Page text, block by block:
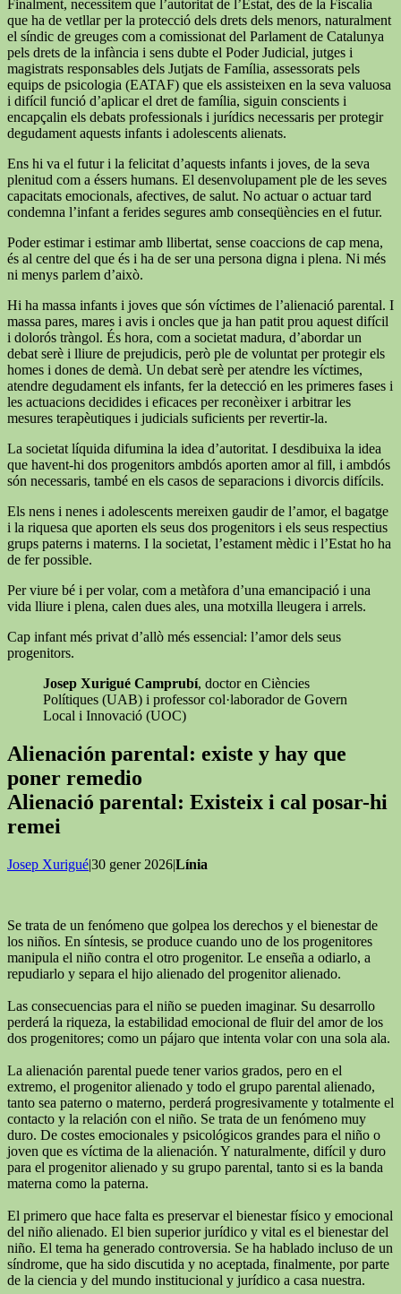
Finalment, necessitem que l’autoritat de l’Estat, des de la Fiscalia
que ha de vetllar per la protecció dels drets dels menors, naturalment
el síndic de greuges com a comissionat del Parlament de Catalunya
pels drets de la infància i sens dubte el Poder Judicial, jutges i
magistrats responsables dels Jutjats de Família, assessorats pels
equips de psicologia (EATAF) que els assisteixen en la seva valuosa
i difícil funció d’aplicar el dret de família, siguin conscients i
encapçalin els debats professionals i jurídics necessaris per protegir
degudament aquests infants i adolescents alienats.
Ens hi va el futur i la felicitat d’aquests infants i joves, de la seva
plenitud com a éssers humans. El desenvolupament ple de les seves
capacitats emocionals, afectives, de salut. No actuar o actuar tard
condemna l’infant a ferides segures amb conseqüències en el futur.
Poder estimar i estimar amb llibertat, sense coaccions de cap mena,
és al centre del que és i ha de ser una persona digna i plena. Ni més
ni menys parlem d’això.
Hi ha massa infants i joves que són víctimes de l’alienació parental. I
massa pares, mares i avis i oncles que ja han patit prou aquest difícil
i dolorós tràngol. És hora, com a societat madura, d’abordar un
debat serè i lliure de prejudicis, però ple de voluntat per protegir els
homes i dones de demà. Un debat serè per atendre les víctimes,
atendre degudament els infants, fer la detecció en les primeres fases i
les actuacions decidides i eficaces per reconèixer i arbitrar les
mesures terapèutiques i judicials suficients per revertir-la.
La societat líquida difumina la idea d’autoritat. I desdibuixa la idea
que havent-hi dos progenitors ambdós aporten amor al fill, i ambdós
són necessaris, també en els casos de separacions i divorcis difícils.
Els nens i nenes i adolescents mereixen gaudir de l’amor, el bagatge
i la riquesa que aporten els seus dos progenitors i els seus respectius
grups paterns i materns. I la societat, l’estament mèdic i l’Estat ho ha
de fer possible.
Per viure bé i per volar, com a metàfora d’una emancipació i una
vida lliure i plena, calen dues ales, una motxilla lleugera i arrels.
Cap infant més privat d’allò més essencial: l’amor dels seus
progenitors.
Josep Xurigué Camprubí, doctor en Ciències
Polítiques (UAB) i professor col·laborador de Govern
Local i Innovació (UOC)
Alienación parental: existe y hay que
poner remedio
Alienació parental: Existeix i cal posar-hi
remei
Josep Xurigué|30 gener 2026|Línia
Se trata de un fenómeno que golpea los derechos y el bienestar de
los niños. En síntesis, se produce cuando uno de los progenitores
manipula el niño contra el otro progenitor. Le enseña a odiarlo, a
repudiarlo y separa el hijo alienado del progenitor alienado.
Las consecuencias para el niño se pueden imaginar. Su desarrollo
perderá la riqueza, la estabilidad emocional de fluir del amor de los
dos progenitores; como un pájaro que intenta volar con una sola ala.
La alienación parental puede tener varios grados, pero en el
extremo, el progenitor alienado y todo el grupo parental alienado,
tanto sea paterno o materno, perderá progresivamente y totalmente el
contacto y la relación con el niño. Se trata de un fenómeno muy
duro. De costes emocionales y psicológicos grandes para el niño o
joven que es víctima de la alienación. Y naturalmente, difícil y duro
para el progenitor alienado y su grupo parental, tanto si es la banda
materna como la paterna.
El primero que hace falta es preservar el bienestar físico y emocional
del niño alienado. El bien superior jurídico y vital es el bienestar del
niño. El tema ha generado controversia. Se ha hablado incluso de un
síndrome, que ha sido discutida y no aceptada, finalmente, por parte
de la ciencia y del mundo institucional y jurídico a casa nuestra.